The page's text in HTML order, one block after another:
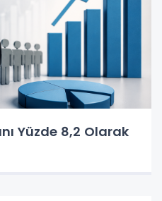
Yüzde 8,2 Olarak